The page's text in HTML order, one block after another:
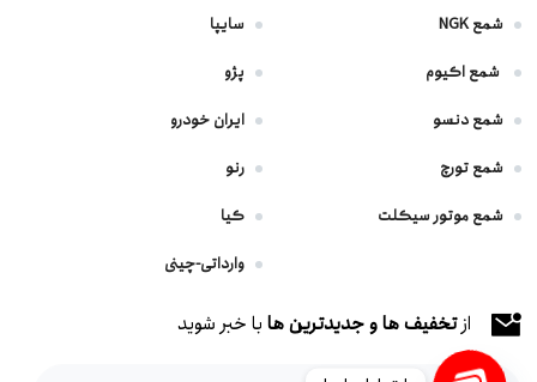
شمع NGK
شمع اکیوم
شمع دنسو
شمع تورچ
شمع موتور سیکلت
سایپا
پژو
ایران خودرو
رنو
کیا
وارداتی-چینی
ازتخفیف ها و جدیدترین ها با خبر شوید